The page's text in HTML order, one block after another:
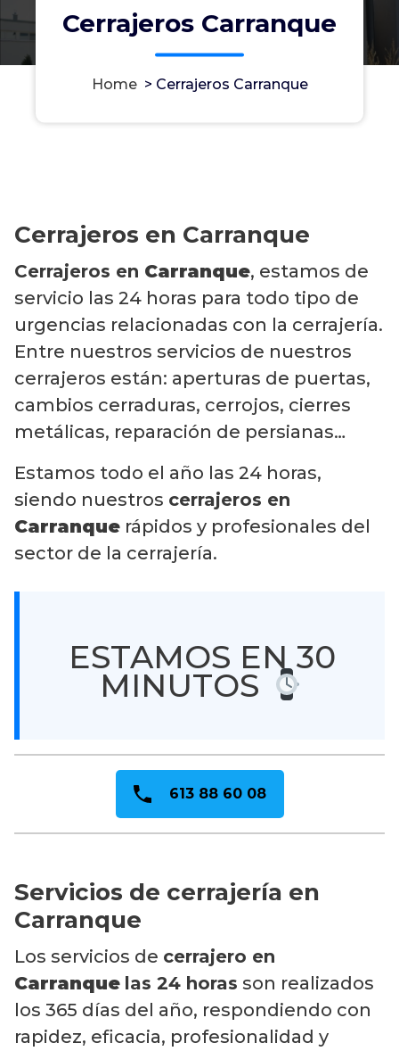
Cerrajeros Carranque
Home> Cerrajeros Carranque
Cerrajeros en Carranque
Cerrajeros en Carranque, estamos de
servicio las 24 horas para todo tipo de
urgencias relacionadas con la cerrajería.
Entre nuestros servicios de nuestros
cerrajeros están: aperturas de puertas,
cambios cerraduras, cerrojos, cierres
metálicas, reparación de persianas…
Estamos todo el año las 24 horas,
siendo nuestros cerrajeros en
Carranque rápidos y profesionales del
sector de la cerrajería.
ESTAMOS EN 30
MINUTOS
613 88 60 08
Servicios de cerrajería en
Carranque
Los servicios de cerrajero en
Carranque las 24 horas son realizados
los 365 días del año, respondiendo con
rapidez, eficacia, profesionalidad y